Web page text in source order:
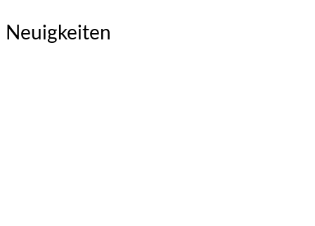
Neuigkeiten